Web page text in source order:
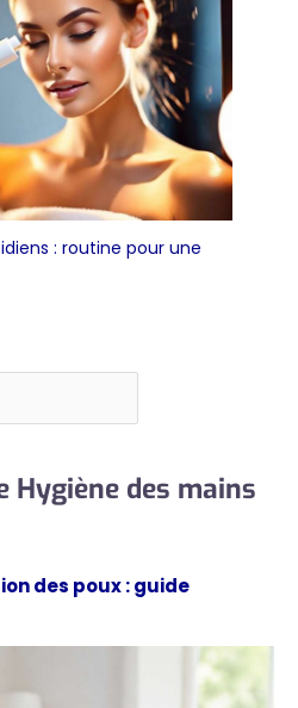
: routine pour une
Hygiène des mains
des poux : guide